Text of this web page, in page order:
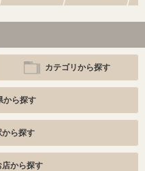
カテゴリから探す
から探す
から探す
から探す